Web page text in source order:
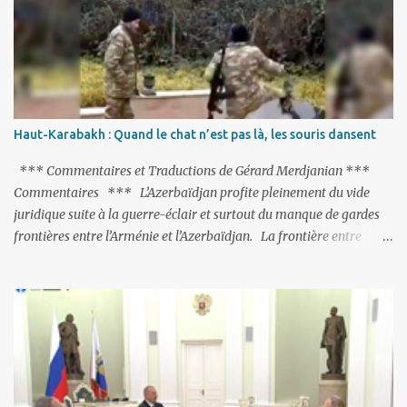
refroidies ; Moscou s’était abstenu de critiquer Ankara sur cette
purge massive. Avec en perspective, une épée de Damoclès
suspendue au-dessus de la tête - la fin des négociations d’adhésion
à l’UE si la peine de mort est rétablie ; Et des menaces non voilées
envers les Etats-Unis : «Si Gülen n'est pas extradé, les États-Unis
sacrifieront les relations bilatérales à cause de ce terroriste» , a
prévenu le ministre turc de la Justice, Bekir Bozdag.
Haut-Karabakh : Quand le chat n’est pas là, les souris dansent
*** Commentaires et Traductions de Gérard Merdjanian ***
Commentaires *** L’Azerbaïdjan profite pleinement du vide
juridique suite à la guerre-éclair et surtout du manque de gardes
frontières entre l’Arménie et l’Azerbaïdjan. La frontière entre
Gumri. On ne sait jamais si l’envie prenait au zigoto d’en face
d’envoyer ses chars sur Erevan (1). Si les 221km de frontière avec
le Nakhitchevan, bien que non-gardé par les Russes, ne posent pas
de problèmes majeurs, il n’en est pas de même des 566km avec
l’Azerbaïdjan. Bakou, profitant de la faiblesse de l’Arménie et